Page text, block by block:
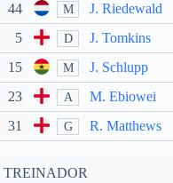
44
M
J. Riedewald
5
D
J. Tomkins
15
M
J. Schlupp
23
A
M. Ebiowei
31
G R. Matthews
TREINADOR